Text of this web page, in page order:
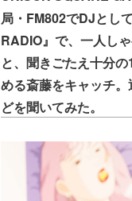
局・FM802でDJとし
RADIO』で、一人し
と、聞きごたえ十分
める斎藤をキャッチ
どを聞いてみた。